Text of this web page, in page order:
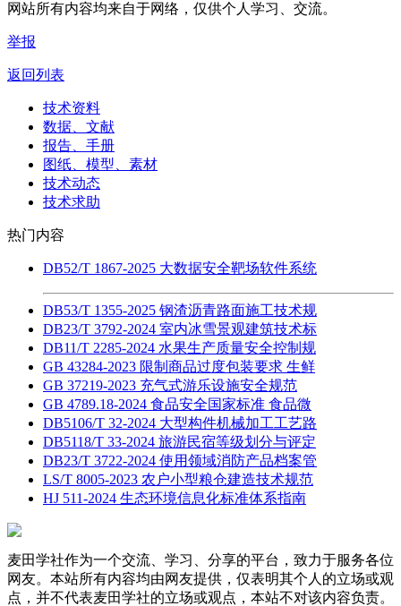
网站所有内容均来自于网络，仅供个人学习、交流。
举报
返回列表
技术资料
数据、文献
报告、手册
图纸、模型、素材
技术动态
技术求助
热门内容
DB52/T 1867-2025 大数据安全靶场软件系统
DB53/T 1355-2025 钢渣沥青路面施工技术规
DB23/T 3792-2024 室内冰雪景观建筑技术标
DB11/T 2285-2024 水果生产质量安全控制规
GB 43284-2023 限制商品过度包装要求 生鲜
GB 37219-2023 充气式游乐设施安全规范
GB 4789.18-2024 食品安全国家标准 食品微
DB5106/T 32-2024 大型构件机械加工工艺路
DB5118/T 33-2024 旅游民宿等级划分与评定
DB23/T 3722-2024 使用领域消防产品档案管
LS/T 8005-2023 农户小型粮仓建造技术规范
HJ 511-2024 生态环境信息化标准体系指南
麦田学社作为一个交流、学习、分享的平台，致力于服务各位
网友。本站所有内容均由网友提供，仅表明其个人的立场或观
点，并不代表麦田学社的立场或观点，本站不对该内容负责。